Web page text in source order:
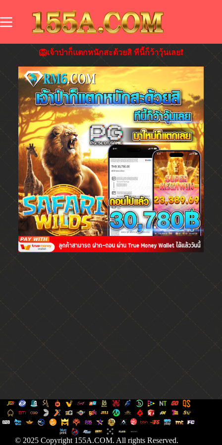
🦁เจ้าป่าก็แตกหนักสะด้วยสิ ทีนี้ก็ว้าวุ้นเลย❗️
© 2025 Copyright 155A.COM. All rights Reserved.